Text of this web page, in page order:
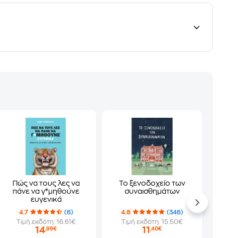
Πώς να τους λες να
πάνε να γ*μηθούνε
ευγενικά
4.7
(6)
Τιμή εκδότη: 16.61€
14,99€
Το ξενοδοχείο των
συναισθημάτων
4.8
(346)
Τιμή εκδότη: 15.50€
11,40€